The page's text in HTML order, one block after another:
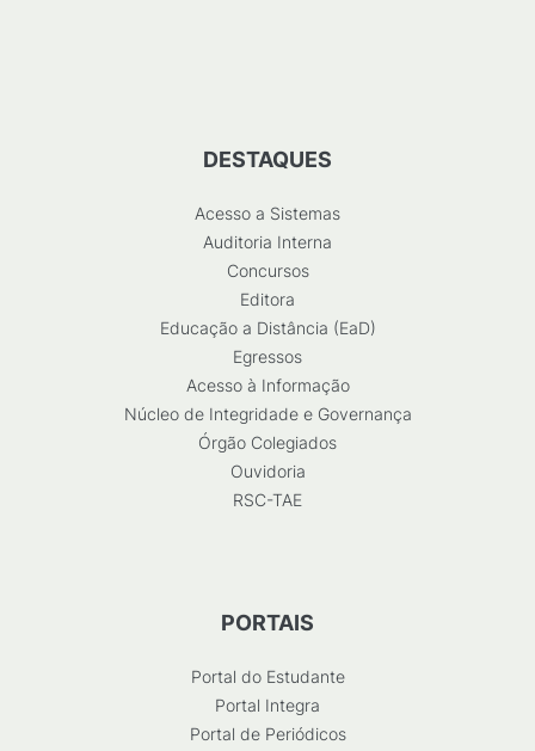
DESTAQUES
Acesso a Sistemas
Auditoria Interna
Concursos
Editora
Educação a Distância (EaD)
Egressos
Acesso à Informação
Núcleo de Integridade e Governança
Órgão Colegiados
Ouvidoria
RSC-TAE
PORTAIS
Portal do Estudante
Portal Integra
Portal de Periódicos